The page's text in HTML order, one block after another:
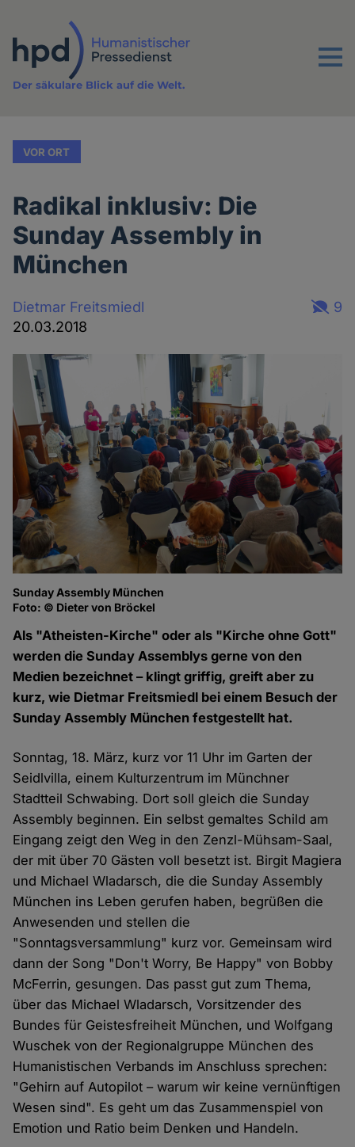
Inhalt
Menu
Der säkulare Blick auf die Welt.
VOR ORT
Radikal inklusiv: Die
Sunday Assembly in
München
Dietmar Freitsmiedl
20.03.2018
9
Sunday Assembly München
Foto: © Dieter von Bröckel
Als "Atheisten-Kirche" oder als "Kirche ohne Gott"
werden die Sunday Assemblys gerne von den
Medien bezeichnet – klingt griffig, greift aber zu
kurz, wie Dietmar Freitsmiedl bei einem Besuch der
Sunday Assembly München festgestellt hat.
Sonntag, 18. März, kurz vor 11 Uhr im Garten der
Seidlvilla, einem Kulturzentrum im Münchner
Stadtteil Schwabing. Dort soll gleich die Sunday
Assembly beginnen. Ein selbst gemaltes Schild am
Eingang zeigt den Weg in den Zenzl-Mühsam-Saal,
der mit über 70 Gästen voll besetzt ist. Birgit Magiera
und Michael Wladarsch, die die Sunday Assembly
München ins Leben gerufen haben, begrüßen die
Anwesenden und stellen die
"Sonntagsversammlung" kurz vor. Gemeinsam wird
dann der Song "Don't Worry, Be Happy" von Bobby
McFerrin, gesungen. Das passt gut zum Thema,
über das Michael Wladarsch, Vorsitzender des
Bundes für Geistesfreiheit München, und Wolfgang
Wuschek von der Regionalgruppe München des
Humanistischen Verbands im Anschluss sprechen:
"Gehirn auf Autopilot – warum wir keine vernünftigen
Wesen sind". Es geht um das Zusammenspiel von
Emotion und Ratio beim Denken und Handeln.